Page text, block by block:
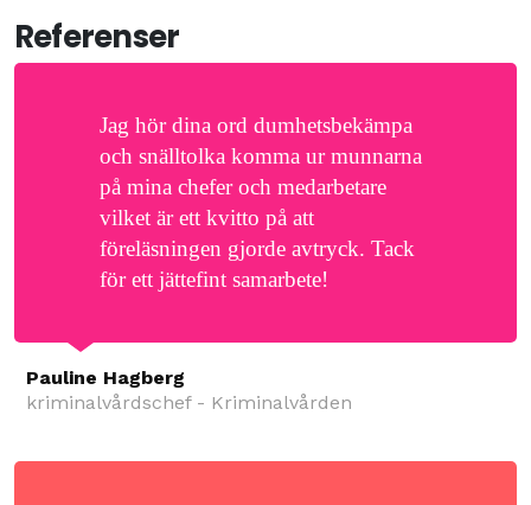
Referenser
Jag hör dina ord dumhetsbekämpa
och snälltolka komma ur munnarna
på mina chefer och medarbetare
vilket är ett kvitto på att
föreläsningen gjorde avtryck. Tack
för ett jättefint samarbete!
Pauline Hagberg
kriminalvårdschef - Kriminalvården